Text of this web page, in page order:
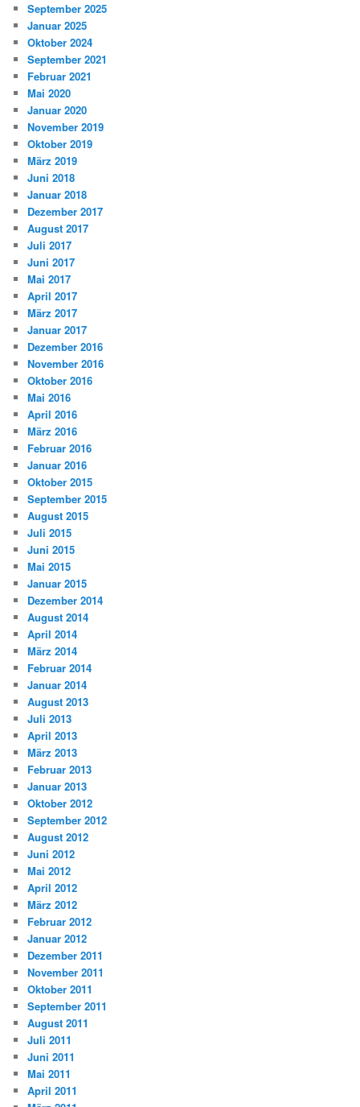
September 2025
Januar 2025
Oktober 2024
September 2021
Februar 2021
Mai 2020
Januar 2020
November 2019
Oktober 2019
März 2019
Juni 2018
Januar 2018
Dezember 2017
August 2017
Juli 2017
Juni 2017
Mai 2017
April 2017
März 2017
Januar 2017
Dezember 2016
November 2016
Oktober 2016
Mai 2016
April 2016
März 2016
Februar 2016
Januar 2016
Oktober 2015
September 2015
August 2015
Juli 2015
Juni 2015
Mai 2015
Januar 2015
Dezember 2014
August 2014
April 2014
März 2014
Februar 2014
Januar 2014
August 2013
Juli 2013
April 2013
März 2013
Februar 2013
Januar 2013
Oktober 2012
September 2012
August 2012
Juni 2012
Mai 2012
April 2012
März 2012
Februar 2012
Januar 2012
Dezember 2011
November 2011
Oktober 2011
September 2011
August 2011
Juli 2011
Juni 2011
Mai 2011
April 2011